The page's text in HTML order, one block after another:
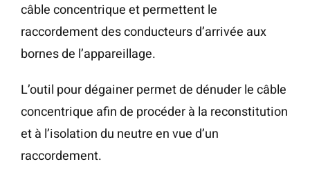
câble concentrique et permettent le
raccordement des conducteurs d’arrivée aux
bornes de l’appareillage.
L’outil pour dégainer permet de dénuder le câble
concentrique afin de procéder à la reconstitution
et à l’isolation du neutre en vue d’un
raccordement.